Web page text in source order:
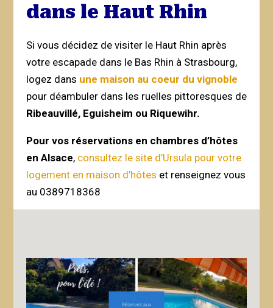
dans le Haut Rhin
Si vous décidez de visiter le Haut Rhin après
votre escapade dans le Bas Rhin à Strasbourg,
logez dans une maison au coeur du vignoble
pour déambuler dans les ruelles pittoresques de
Ribeauvillé, Eguisheim ou Riquewihr.
Pour vos réservations en chambres d’hôtes
en Alsace, consultez le site d’Ursula pour votre
logement en maison d’hôtes et renseignez vous
au 0389718368